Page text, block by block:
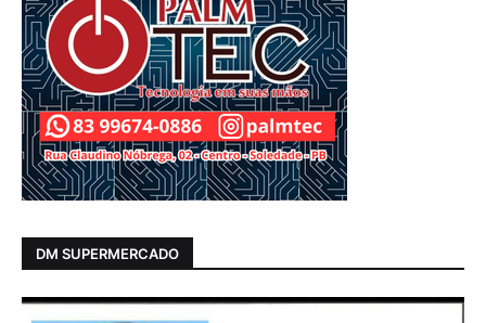
DM SUPERMERCADO